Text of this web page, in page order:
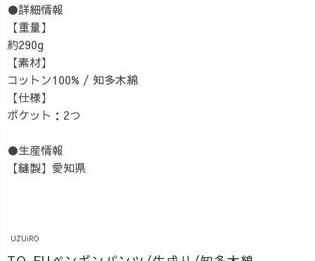
●詳細情報
【重量】
約290g
【素材】
コットン100% / 知多木綿
【仕様】
ポケット：2つ
●生産情報
【縫製】愛知県
UZUiRO